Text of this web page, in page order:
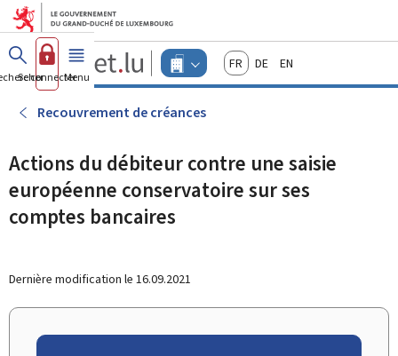
Aller au menu principal
Aller au contenu
Guichet.lu
Changer
d'espace
Menu
actif
FrançaisDeutschEnglish
Se connecterMenu principal
Recouvrement de créances
Actions du débiteur contre une saisie
européenne conservatoire sur ses
comptes bancaires
Dernière modification le 16.09.2021